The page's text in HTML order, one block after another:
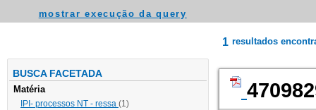
mostrar execução da query
BUSCA FACETADA
Matéria
IPI- processos NT - ressa (1)
1 resultados